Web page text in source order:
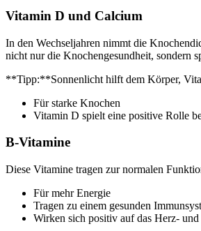
Vitamin D und Calcium
In den Wechseljahren nimmt die
nicht nur die Knochengesundheit, sondern
‍**Tipp:**Sonnenlicht hilft dem Körper,
Für starke Knochen
Vitamin D spielt eine positive Rolle
B-Vitamine
Diese Vitamine tragen zur normalen
Für mehr Energie
Tragen zu einem gesunden
Wirken sich positiv auf das Herz-